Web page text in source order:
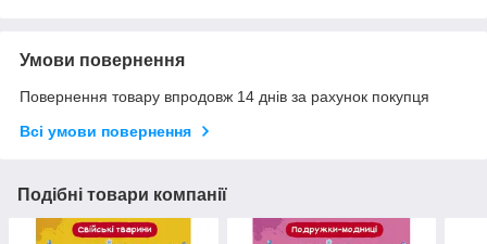
Умови повернення
Повернення товару впродовж 14 днів за рахунок покупця
Всі умови повернення
Подібні товари компанії